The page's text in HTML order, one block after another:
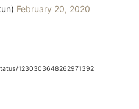
February 20, 2020
1230303648262971392